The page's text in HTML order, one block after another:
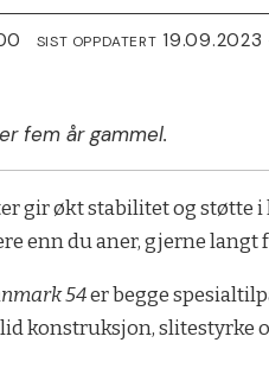
SIST OPPDATERT 19.09.2023
fem år gammel.
gir økt stabilitet og støtte
enn du aner, gjerne langt
54er begge
konstruksjon, slitestyrke